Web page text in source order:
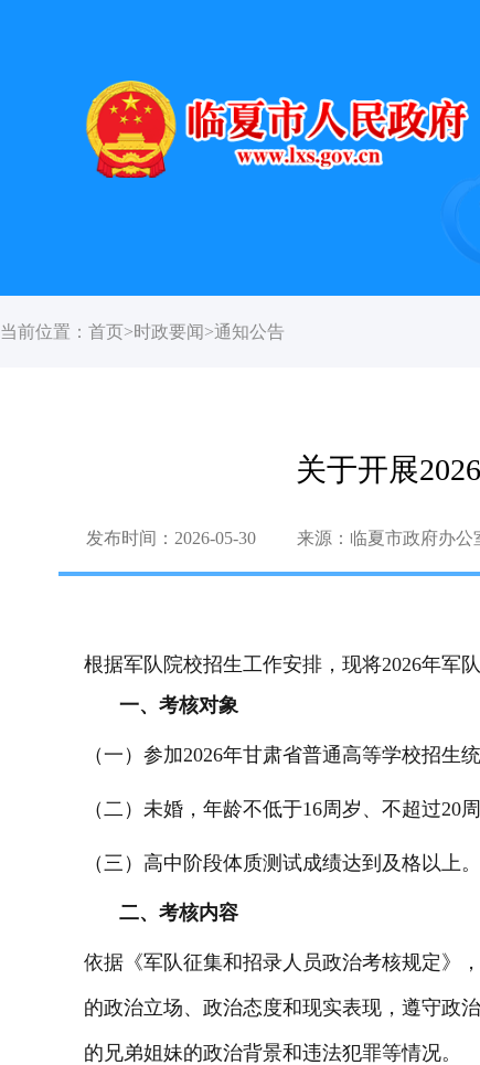
当前位置： 首页>时政要闻 >通知公告
关于开展
发布时间：2026-05-30 来源：临夏市政府办公
根据军队院校招生工作安排，现将2026年军
一、考核对象
（一）参加2026年甘肃省普通高等学校招生
（二）未婚，年龄不低于16周岁、不超过20
（三）高中阶段体质测试成绩达到及格以上。
二、考核内容
依据《军队征集和招录人员政治考核规定》
的政治立场、政治态度和现实表现，遵守政
的兄弟姐妹的政治背景和违法犯罪等情况。